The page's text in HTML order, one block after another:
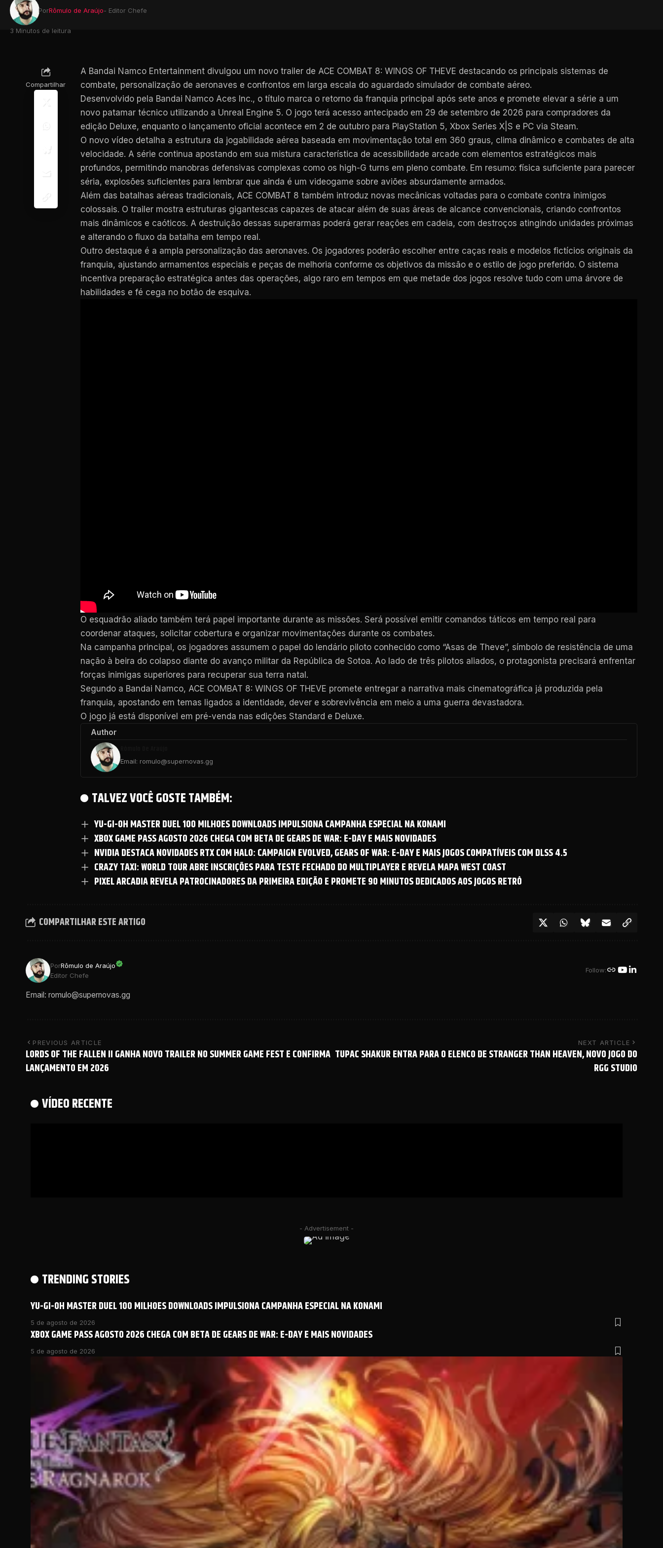
PorRômulo de Araújo- Editor Chefe
3 Minutos de leitura
Compartilhar
A Bandai Namco Entertainment divulgou um novo trailer de ACE COMBAT 8: WINGS OF THEVE destacando os principais sistemas de
combate, personalização de aeronaves e confrontos em larga escala do aguardado simulador de combate aéreo.
Desenvolvido pela Bandai Namco Aces Inc., o título marca o retorno da franquia principal após sete anos e promete elevar a série a um
novo patamar técnico utilizando a Unreal Engine 5. O jogo terá acesso antecipado em 29 de setembro de 2026 para compradores da
edição Deluxe, enquanto o lançamento oficial acontece em 2 de outubro para PlayStation 5, Xbox Series X|S e PC via Steam.
O novo vídeo detalha a estrutura da jogabilidade aérea baseada em movimentação total em 360 graus, clima dinâmico e combates de alta
velocidade. A série continua apostando em sua mistura característica de acessibilidade arcade com elementos estratégicos mais
profundos, permitindo manobras defensivas complexas como os high-G turns em pleno combate. Em resumo: física suficiente para parecer
séria, explosões suficientes para lembrar que ainda é um videogame sobre aviões absurdamente armados.
Além das batalhas aéreas tradicionais, ACE COMBAT 8 também introduz novas mecânicas voltadas para o combate contra inimigos
colossais. O trailer mostra estruturas gigantescas capazes de atacar além de suas áreas de alcance convencionais, criando confrontos
mais dinâmicos e caóticos. A destruição dessas superarmas poderá gerar reações em cadeia, com destroços atingindo unidades próximas
e alterando o fluxo da batalha em tempo real.
Outro destaque é a ampla personalização das aeronaves. Os jogadores poderão escolher entre caças reais e modelos fictícios originais da
franquia, ajustando armamentos especiais e peças de melhoria conforme os objetivos da missão e o estilo de jogo preferido. O sistema
incentiva preparação estratégica antes das operações, algo raro em tempos em que metade dos jogos resolve tudo com uma árvore de
habilidades e fé cega no botão de esquiva.
O esquadrão aliado também terá papel importante durante as missões. Será possível emitir comandos táticos em tempo real para
coordenar ataques, solicitar cobertura e organizar movimentações durante os combates.
Na campanha principal, os jogadores assumem o papel do lendário piloto conhecido como “Asas de Theve”, símbolo de resistência de uma
nação à beira do colapso diante do avanço militar da República de Sotoa. Ao lado de três pilotos aliados, o protagonista precisará enfrentar
forças inimigas superiores para recuperar sua terra natal.
Segundo a Bandai Namco, ACE COMBAT 8: WINGS OF THEVE promete entregar a narrativa mais cinematográfica já produzida pela
franquia, apostando em temas ligados a identidade, dever e sobrevivência em meio a uma guerra devastadora.
O jogo já está disponível em pré-venda nas edições Standard e Deluxe.
Author
Email: romulo@supernovas.gg
TALVEZ VOCÊ GOSTE TAMBÉM:
YU-GI-OH MASTER DUEL 100 MILHOES DOWNLOADS IMPULSIONA CAMPANHA ESPECIAL NA KONAMI
XBOX GAME PASS AGOSTO 2026 CHEGA COM BETA DE GEARS DE WAR: E-DAY E MAIS NOVIDADES
NVIDIA DESTACA NOVIDADES RTX COM HALO: CAMPAIGN EVOLVED, GEARS OF WAR: E-DAY E MAIS JOGOS COMPATÍVEIS COM DLSS 4.5
CRAZY TAXI: WORLD TOUR ABRE INSCRIÇÕES PARA TESTE FECHADO DO MULTIPLAYER E REVELA MAPA WEST COAST
PIXEL ARCADIA REVELA PATROCINADORES DA PRIMEIRA EDIÇÃO E PROMETE 90 MINUTOS DEDICADOS AOS JOGOS RETRÔ
COMPARTILHAR ESTE ARTIGO
PorRômulo de Araújo
Editor Chefe
Follow:
Email: romulo@supernovas.gg
PREVIOUS ARTICLE
LORDS OF THE FALLEN II GANHA NOVO TRAILER NO SUMMER GAME FEST E CONFIRMA
LANÇAMENTO EM 2026
NEXT ARTICLE
TUPAC SHAKUR ENTRA PARA O ELENCO DE STRANGER THAN HEAVEN, NOVO JOGO DO
RGG STUDIO
VÍDEO RECENTE
- Advertisement -
TRENDING STORIES
YU-GI-OH MASTER DUEL 100 MILHOES DOWNLOADS IMPULSIONA CAMPANHA ESPECIAL NA KONAMI
5 de agosto de 2026
XBOX GAME PASS AGOSTO 2026 CHEGA COM BETA DE GEARS DE WAR: E-DAY E MAIS NOVIDADES
5 de agosto de 2026